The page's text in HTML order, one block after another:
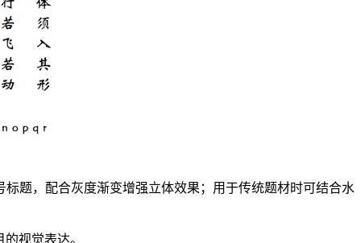
题，配合灰度渐变增强立体效果；用于传统题材时可结合水
视觉表达。